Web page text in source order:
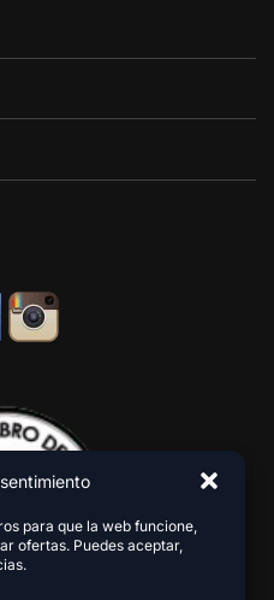
para que la web funcione,
ofertas. Puedes aceptar,